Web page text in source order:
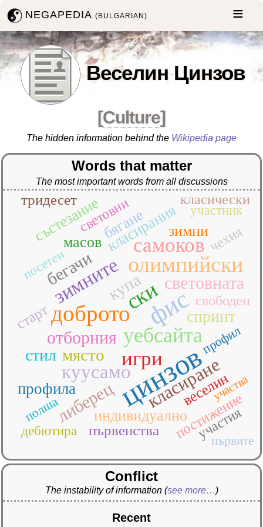
NEGAPEDIA(BULGARIAN)
Веселин Цинзов
[Culture]
The hidden information behind the Wikipedia page
Words that matter
The most important words from all discussions
цинзов
фис
доброто
олимпийски
ски
уебсайта
игри
самоков
зимните
куусамо класиране
либерец
отборния
световната
бегачи купа
място
спринт
стил
класирания
профила
бягане зимни
индивидуално
масов
състезание
веселин
постижение
първенства
старт
тридесет класически
световни
свободен
участия
чехия
дебютира
участник
полша
посетен
профил
първите
участва
Conflict
The instability of information (see more…)
Recent